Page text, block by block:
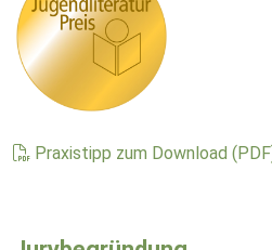
Praxistipp zum Download